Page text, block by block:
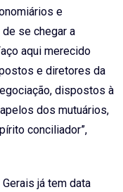
e
se chegar a
aqui merecido
e diretores da
dispostos à
dos mutuários,
conciliador”,
já tem data